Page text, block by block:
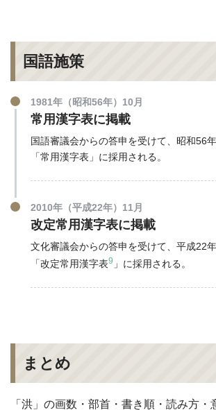
国語施策
1981年（昭和56年）10月
常用漢字表に掲載
国語審議会からの答申を受けて、昭和56
「常用漢字表」に採用される。
2010年（平成22年）11月
改定常用漢字表に掲載
文化審議会からの答申を受けて、平成22
「改定常用漢字表9 」に採用される。
まとめ
「洪」の画数・部首・書き順・読み方・